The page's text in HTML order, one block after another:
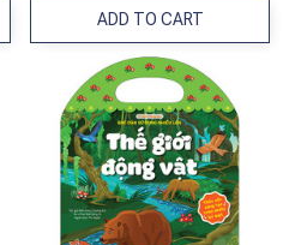
ADD TO CART